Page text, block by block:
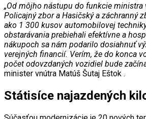
„Od môjho nástupu do funkcie ministra
Policajný zbor a Hasičský a záchranný
ako 1 300 kusov automobilovej
obstarávania prebiehali efektívne a
nákupoch sa nám podarilo dosiahnuť
verejných financií. Verím, že do konca
počet odovzdaných vozidiel bude
minister vnútra Matúš Šutaj Eštok .
Státisíce najazdených